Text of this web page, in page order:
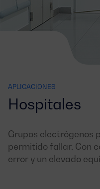
APLICACIONES
Hospitales
Grupos electrógenos
permitido fallar. Con
error y un elevado